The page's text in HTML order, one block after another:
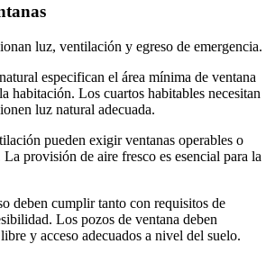
luz, ventilación y egreso de emergencia.
especifican el área mínima de ventana
habitación. Los cuartos habitables necesitan
luz natural adecuada.
pueden exigir ventanas operables o
provisión de aire fresco es esencial para la
deben cumplir tanto con requisitos de
Los pozos de ventana deben
y acceso adecuados a nivel del suelo.